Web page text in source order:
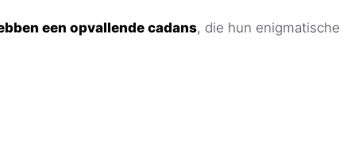
een opvallende cadans, die hun enigmatische